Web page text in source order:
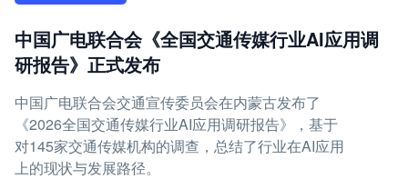
中国广电联合会《全国交通传媒行业AI应用调
研报告》正式发布
中国广电联合会交通宣传委员会在内蒙古发布了
《2026全国交通传媒行业AI应用调研报告》，基于
对145家交通传媒机构的调查，总结了行业在AI应用
上的现状与发展路径。